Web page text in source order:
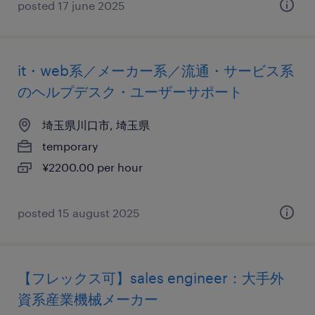
posted 17 june 2025
it・web系／メーカー系／流通・サービス系
のヘルプデスク・ユーザーサポート
埼玉県川口市, 埼玉県
temporary
¥2200.00 per hour
posted 15 august 2025
【フレックス可】sales engineer：大手外
資系産業機械メーカー